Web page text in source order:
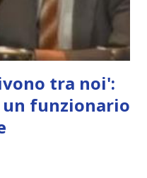
tra noi':
funzionario